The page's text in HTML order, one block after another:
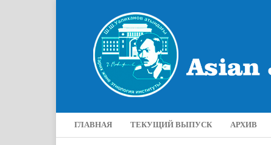
ГЛАВНАЯ ТЕКУЩИЙ ВЫПУСК АРХИВ